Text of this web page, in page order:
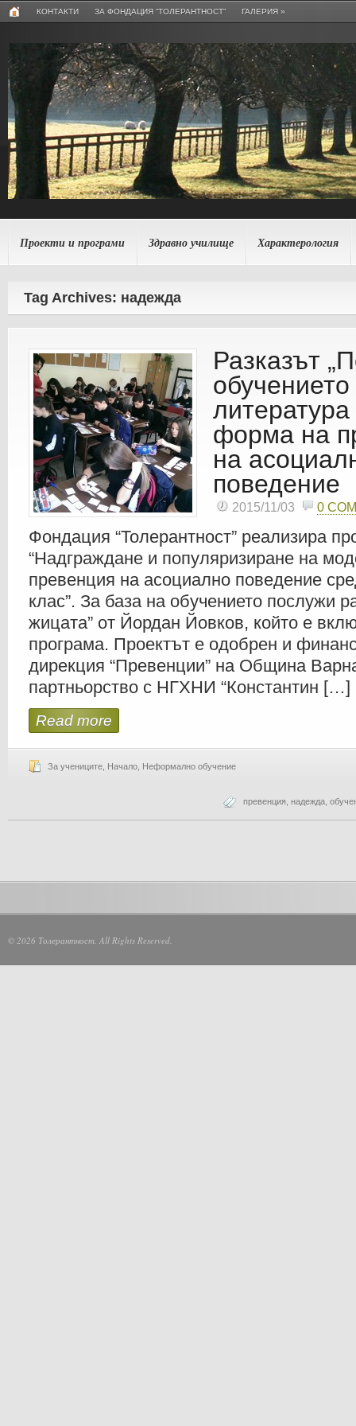
КОНТАКТИ ЗА ФОНДАЦИЯ “ТОЛЕРАНТНОСТ” ГАЛЕРИЯ »
Проекти и програми Здравно училище Характерология
Tag Archives: надежда
Разказът
литература
форма на
на
поведение
2015/11/03 0
Фондация “Толерантност” реализира
“Надграждане и популяризиране на
превенция на асоциално поведение
клас”. За база на обучението послужи
жицата” от Йордан Йовков, който е
програма. Проектът е одобрен и
дирекция “Превенции” на Община
партньорство с НГХНИ “Константин […]
Read more
За учениците Начало Неформално обучение
превенция надежда
© 2026 Толерантност. All Rights Reserved.